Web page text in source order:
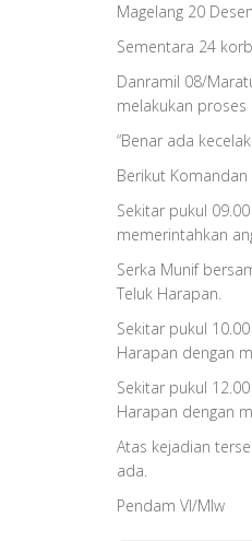
Magelang 20
Sementara 24
Danramil 08/
melakukan
“Benar ada
Berikut
Sekitar pukul
memerintahkan
Serka Munif
Teluk Harapan.
Sekitar pukul
Harapan dengan
Sekitar pukul
Harapan dengan
Atas kejadian
ada.
Pendam VI/Mlw